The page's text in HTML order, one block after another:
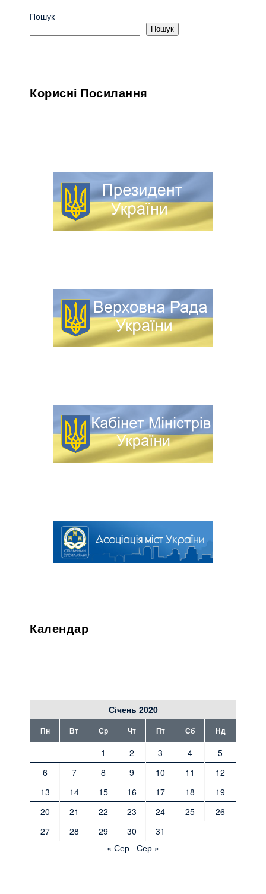
Пошук
Пошук
Корисні Посилання
Календар
Січень 2020
Пн Вт Ср Чт Пт Сб Нд
1 2 3 4
5
6
7 8 9 10 11
12
13
14 15 16 17 18
19
20
21 22 23 24 25
26
27
28 29 30
31
« Сер Сер »